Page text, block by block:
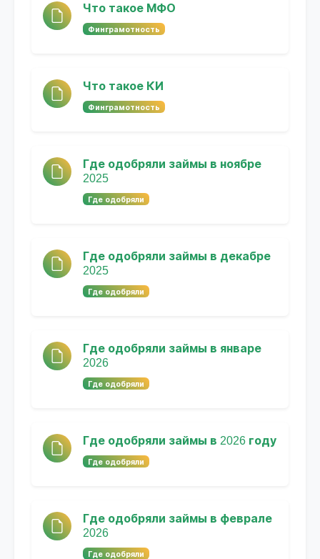
Что такое МФО
Финграмотность
Что такое КИ
Финграмотность
Где одобряли займы в ноябре
2025
Где одобряли
Где одобряли займы в декабре
2025
Где одобряли
Где одобряли займы в январе
2026
Где одобряли
Где одобряли займы в 2026 году
Где одобряли
Где одобряли займы в феврале
2026
Где одобряли